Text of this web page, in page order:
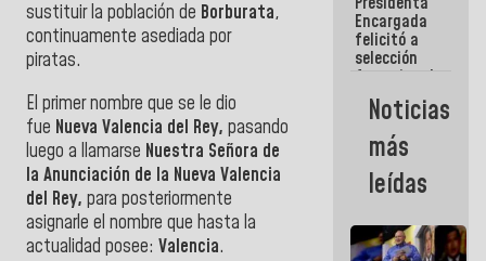
sustituir la población de Borburata,
continuamente asediada por
piratas.
El primer nombre que se le dio
fue Nueva Valencia del Rey, pasando
luego a llamarse Nuestra Señora de
la Anunciación de la Nueva Valencia
del Rey, para posteriormente
asignarle el nombre que hasta la
actualidad posee: Valencia.
de nuestra
América
Encargada
felicitó a
selección
femenina de
baloncesto
por su
clasificación
a la
AmeriCup
2027
Noticias
más
leídas